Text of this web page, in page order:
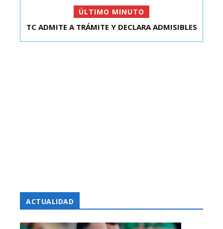
ÚLTIMO MINUTO
EXDIPUTADO LAVÍN SALIÓ DE CAPITÁN YÁBER
TC ADMITE A TRÁMITE Y DECLARA ADMISIBLES
ACTUALIDAD